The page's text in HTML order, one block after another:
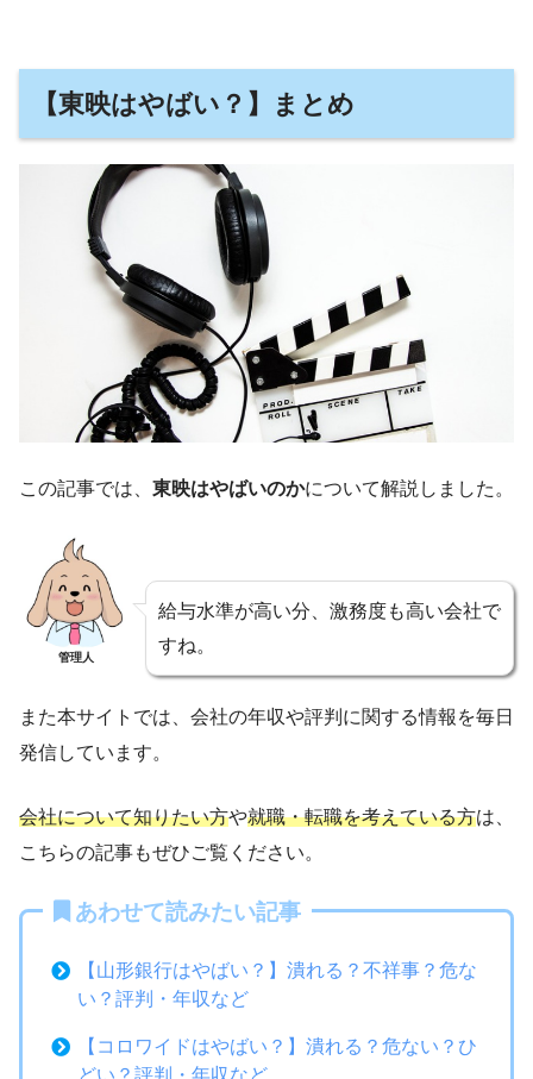
【東映はやばい？】まとめ
この記事では、 東映はやばいのかについて解説しました。
管理人
給与水準が高い分、激務度も高い会社で
すね。
また本サイトでは、会社の年収や評判に関する情報を毎日
発信しています。
会社について知りたい方や就職・転職を考えている方は、
こちらの記事もぜひご覧ください。
あわせて読みたい記事
【山形銀行はやばい？】潰れる？不祥事？危な
い？評判・年収など
【コロワイドはやばい？】潰れる？危ない？ひ
どい？評判・年収など